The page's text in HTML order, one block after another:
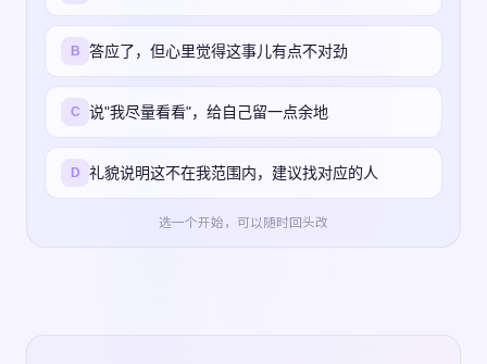
B 答应了，但心里觉得这事儿有点不对劲
C 说"我尽量看看"，给自己留一点余地
D 礼貌说明这不在我范围内，建议找对应的人
选一个开始，可以随时回头改